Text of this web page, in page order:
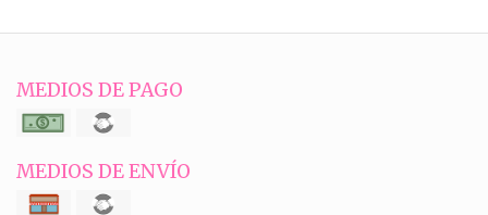
MEDIOS DE PAGO
MEDIOS DE ENVÍO